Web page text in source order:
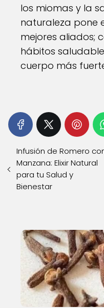
los miomas y la
naturaleza pone
mejores aliados;
hábitos
cuerpo más
Infusión de Romero
Manzana: Elixir Natural
para tu Salud y
Bienestar